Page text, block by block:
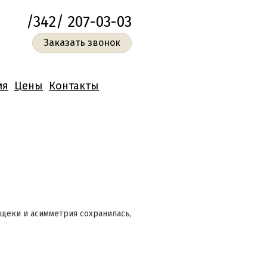
/342/ 207-03-03
Заказать звонок
Цены Контакты
и асимметрия сохранилась,